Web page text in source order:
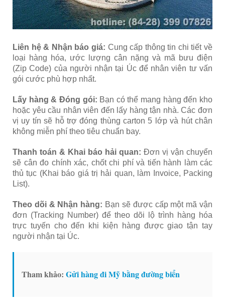
Liên hệ & Nhận báo giá: Cung cấp thông tin chi tiết về
loại hàng hóa, ước lượng cân nặng và mã bưu điện
(Zip Code) của người nhận tại Úc để nhân viên tư vấn
gói cước phù hợp nhất.
Lấy hàng & Đóng gói: Bạn có thể mang hàng đến kho
hoặc yêu cầu nhân viên đến lấy hàng tận nhà. Các đơn
vị uy tín sẽ hỗ trợ đóng thùng carton 5 lớp và hút chân
không miễn phí theo tiêu chuẩn bay.
Thanh toán & Khai báo hải quan: Đơn vị vận chuyển
sẽ cân đo chính xác, chốt chi phí và tiến hành làm các
thủ tục (Khai báo giá trị hải quan, làm Invoice, Packing
List).
Theo dõi & Nhận hàng: Bạn sẽ được cấp một mã vận
đơn (Tracking Number) để theo dõi lộ trình hàng hóa
trực tuyến cho đến khi kiện hàng được giao tận tay
người nhận tại Úc.
Tham khảo: Gửi hàng đi Mỹ bằng đường biển